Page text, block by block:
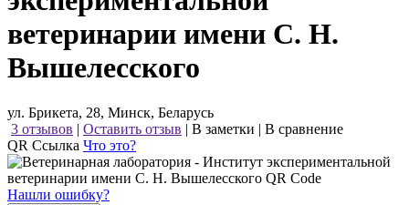
ветеринарии имени С. Н.
Вышелесского
ул. Брикета, 28, Минск, Беларусь
3 отзывов | Оставить отзыв | В заметки | В сравнение
QR Ссылка Что это?
Нашли ошибку?